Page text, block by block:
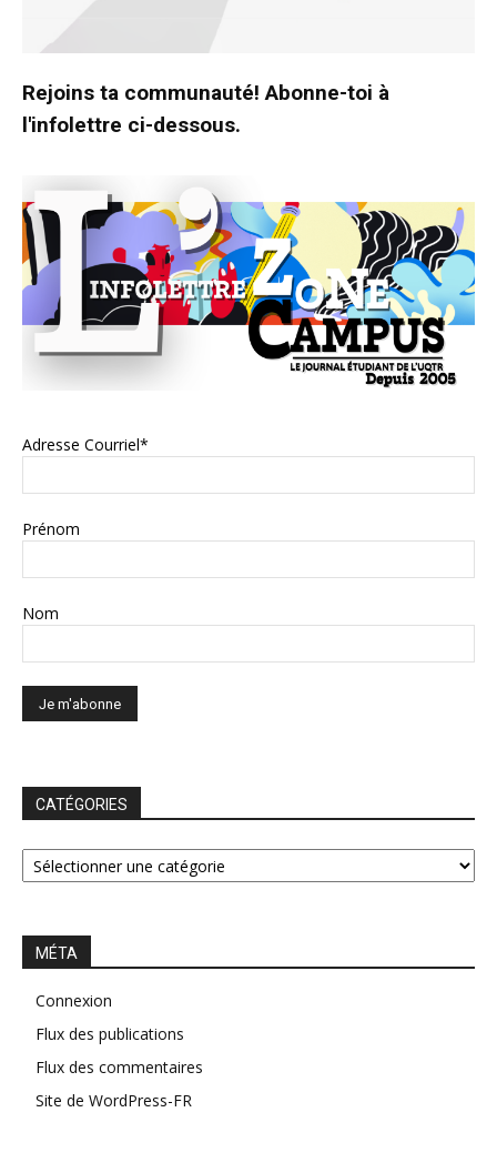
Rejoins ta communauté! Abonne-toi à
l'infolettre ci-dessous.
Adresse Courriel*
Prénom
Nom
CATÉGORIES
CATÉGORIES
MÉTA
Connexion
Flux des publications
Flux des commentaires
Site de WordPress-FR